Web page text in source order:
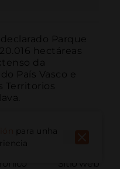
Parque
hectáreas
da
País Vasco e
Territorios
Sitio web
para unha